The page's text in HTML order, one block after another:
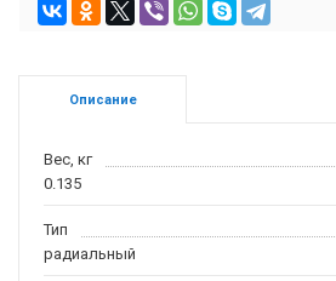
Описание
Вес, кг
0.135
Тип
радиальный